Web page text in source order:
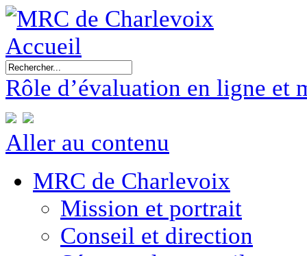
Accueil
Rôle d’évaluation en ligne et
Aller au contenu
MRC de Charlevoix
Mission et portrait
Conseil et direction